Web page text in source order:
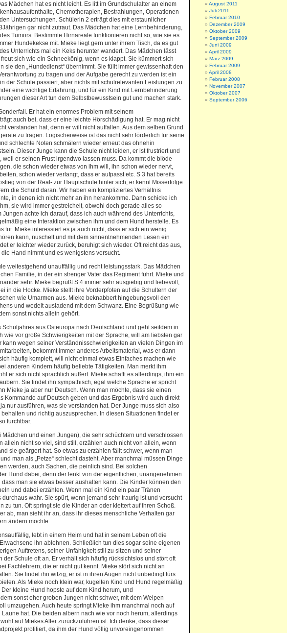
Mädchen hat es nicht leicht. Es litt im Grundschulalter an einem
Chemotherapien, Bestrahlungen, Operationen
Untersuchungen. Schülerin 2 erträgt dies mit erstaunlicher
gar nicht zutraut. Das Mädchen hat eine Lernbehinderung,
Tumors. Bestimmte Hirnareale funktionieren nicht so, wie sie es
Hundekekse mit. Mieke liegt gern unter ihrem Tisch, da es gut
Unterrichts mal ein Keks herunter wandert. Das Mädchen lässt
sich wie ein Schneekönig, wenn es klappt. Sie kümmert sich
sie den „Hundedienst“ übernimmt. Sie füllt immer gewissenhaft den
zu tragen und der Aufgabe gerecht zu werden ist ein
der Schule passiert, aber nichts mit schulrelevanten Leistungen zu
eine wichtige Erfahrung, und für ein Kind mit Lernbehinderung
dieser Art tun dem Selbstbewusstsein gut und machen stark.
Er hat ein enormes Problem mit seinem
auch bei, dass er eine leichte Hörschädigung hat. Er mag nicht
verstanden hat, denn er will nicht auffallen. Aus dem selben Grund
zu tragen. Logischerweise ist das nicht sehr förderlich für seine
schlechte Noten schmälern wieder erneut das ohnehin
Dieser Junge kann die Schule nicht leiden, er ist frustriert und
weil er seinen Frust irgendwo lassen muss. Da kommt die blöde
die schon wieder etwas von ihm will, ihn schon wieder nervt,
schon wieder verlangt, dass er aufpasst etc. S 3 hat bereits
von der Real- zur Hauptschule hinter sich, er kennt Misserfolge
die Schuld daran. Wir haben ein kompliziertes Verhältnis
in denen ich nicht mehr an ihn herankomme. Dann schicke ich
sie wird immer gestreichelt, obwohl doch gerade alles so
Jungen achte ich darauf, dass ich auch während des Unterrichts,
eine Interaktion zwischen ihm und dem Hund herstelle. Es
tut. Mieke interessiert es ja auch nicht, dass er sich ein wenig
kann, nuschelt und mit dem sinnentnehmenden Lesen ein
er leichter wieder zurück, beruhigt sich wieder. Oft reicht das aus,
Hand nimmt und es wenigstens versucht.
weitestgehend unauffällig und recht leistungsstark. Das Mädchen
Familie, in der ein strenger Vater das Regiment führt. Mieke und
sehr. Mieke begrüßt S 4 immer sehr ausgiebig und liebevoll,
in die Hocke. Mieke stellt ihre Vorderpfoten auf die Schultern der
wie Umarmen aus. Mieke beknabbert hingebungsvoll den
und wedelt ausladend mit dem Schwanz. Eine Begrüßung wie
sonst nichts allein gehört.
Schuljahres aus Osteuropa nach Deutschland und geht seitdem in
wie vor große Schwierigkeiten mit der Sprache, will am liebsten gar
kann wegen seiner Verständnisschwierigkeiten an vielen Dingen im
bekommt immer anderes Arbeitsmaterial, was er dann
häufig komplett, will nicht einmal etwas Einfaches machen wie
anderen Kindern häufig beliebte Tätigkeiten. Man merkt ihm
er sich nicht sprachlich äußert. Mieke schafft es allerdings, ihm ein
Sie findet ihn sympathisch, egal welche Sprache er spricht
Mieke ja aber nur Deutsch. Wenn man möchte, dass sie einen
Kommando auf Deutsch geben und das Ergebnis wird auch direkt
nur ausführen, was sie verstanden hat. Der Junge muss sich also
und richtig auszusprechen. In diesen Situationen findet er
furchtbar.
Mädchen und einen Jungen), die sehr schüchtern und verschlossen
allein nicht so viel, sind still, erzählen auch nicht von allein, wenn
sie geärgert hat. So etwas zu erzählen fällt schwer, wenn man
man als „Petze“ schlecht dasteht. Aber manchmal müssen Dinge
werden, auch Sachen, die peinlich sind. Bei solchen
Hund dabei, denn der lenkt von der eigentlichen, unangenehmen
man sie etwas besser aushalten kann. Die Kinder können den
und dabei erzählen. Wenn mal ein Kind ein paar Tränen
wahr. Sie spürt, wenn jemand sehr traurig ist und versucht
zu tun. Oft springt sie die Kinder an oder klettert auf ihren Schoß.
ab, man sieht ihr an, dass ihr dieses menschliche Verhalten gar
ändern möchte.
lebt in einem Heim und hat in seinem Leben oft die
ihn ablehnen. Schließlich tun dies sogar seine eigenen
Auftretens, seiner Unfähigkeit still zu sitzen und seiner
der Schule oft an. Er verhält sich häufig rücksichtslos und stört oft
Fachlehrern, die er nicht gut kennt. Mieke stört sich nicht an
Sie findet ihn witzig, er ist in ihren Augen nicht unbedingt fürs
Als Mieke noch klein war, kugelten Kind und Hund regelmäßig
kleine Hund hopste auf dem Kind herum, und
sonst eher groben Jungen nicht schwer, mit dem Welpen
umzugehen. Auch heute springt Mieke ihm manchmal noch auf
hat. Die beiden albern nach wie vor noch herum, allerdings
auf Miekes Alter zurückzuführen ist. Ich denke, dass dieser
profitiert, da ihm der Hund völlig unvoreingenommen
August 2011
Juli 2011
Februar 2010
Dezember 2009
Oktober 2009
September 2009
Juni 2009
April 2009
März 2009
Februar 2009
April 2008
Februar 2008
November 2007
Oktober 2007
September 2006